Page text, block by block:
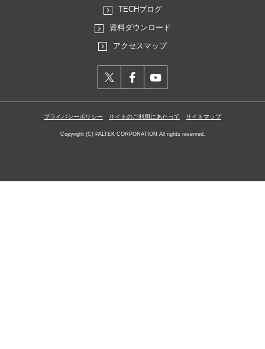
TECHブログ
資料ダウンロード
アクセスマップ
facebook
プライバシーポリシー サイトのご利用にあたって サイトマップ
Copyright (C) PALTEK CORPORATION All rights reserved.